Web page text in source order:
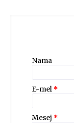
Nama
E-mel *
Mesej *